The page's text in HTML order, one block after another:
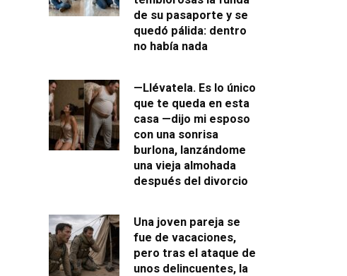
de su pasaporte y se
quedó pálida: dentro
no había nada
—Llévatela. Es lo único
que te queda en esta
casa —dijo mi esposo
con una sonrisa
burlona, lanzándome
una vieja almohada
después del divorcio
Una joven pareja se
fue de vacaciones,
pero tras el ataque de
unos delincuentes, la